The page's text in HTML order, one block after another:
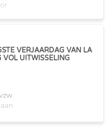
VERJAARDAG VAN LA
VOL UITWISSELING